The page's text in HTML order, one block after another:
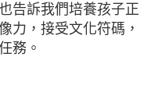
告訴我們培養孩子正
力，接受文化符碼，
務。